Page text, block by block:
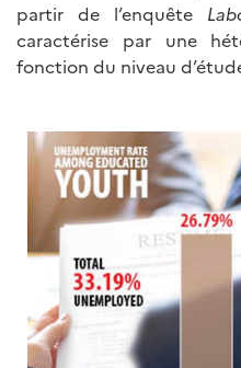
partir de l’enquête
caractérise par une
fonction du niveau